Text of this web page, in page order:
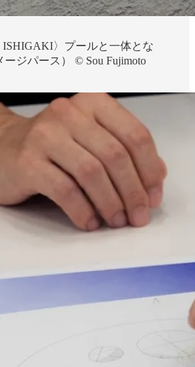
ISHIGAKI〉プールと一体とな
ージパース） ©︎ Sou Fujimoto